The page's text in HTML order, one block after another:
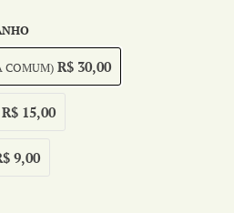
COMUM) R$ 30,00
R$ 15,00
9,00